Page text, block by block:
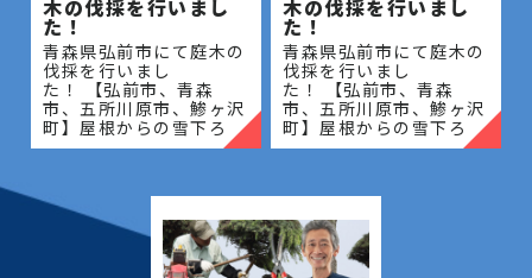
木の伐採を行いまし
た！
青森県弘前市にて庭木の
伐採を行いまし
た！ 【弘前市、青森
市、五所川原市、鯵ヶ沢
町】屋根からの雪下ろ
し・除雪・排雪などの作
定・草刈りなどのお庭の
こと、造園・
木の伐採を行いまし
た！
青森県弘前市にて庭木の
伐採を行いまし
た！ 【弘前市、青森
市、五所川原市、鯵ヶ沢
町】屋根からの雪下ろ
し・除雪・排雪などの作
定・草刈りなどのお庭の
こと、造園・